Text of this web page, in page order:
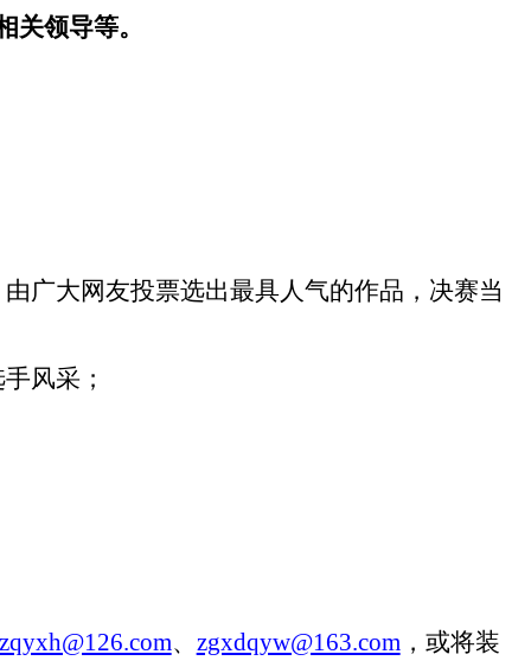
领导等。
广大网友投票选出最具人气的作品，决赛当
风采；
、 zgxdqyw@163.com，或将装